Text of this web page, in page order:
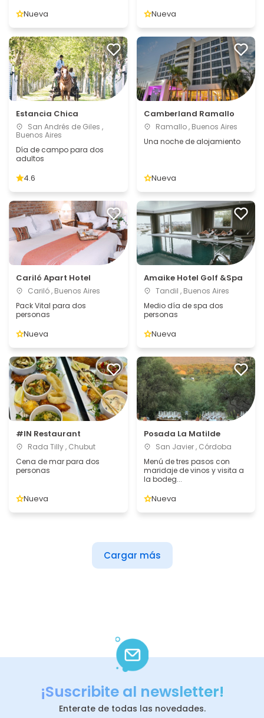
Nueva Nueva
Estancia Chica
San Andrés de Giles ,
Buenos Aires
Día de campo para dos
adultos
4.6
Camberland Ramallo
Ramallo , Buenos Aires
Una noche de alojamiento
Nueva
Cariló Apart Hotel
Cariló , Buenos Aires
Pack Vital para dos
personas
Nueva
Amaike Hotel Golf &Spa
Tandil , Buenos Aires
Medio día de spa dos
personas
Nueva
#IN Restaurant
Rada Tilly , Chubut
Cena de mar para dos
personas
Nueva
Posada La Matilde
San Javier , Córdoba
Menú de tres pasos con
maridaje de vinos y visita a
la bodeg...
Nueva
Cargar más
¡Suscribite al newsletter!
Enterate de todas las novedades.